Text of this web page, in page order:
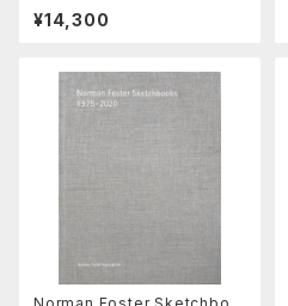
deas for Good Living
¥14,300